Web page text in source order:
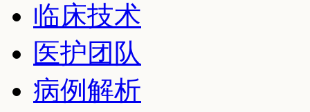
临床技术
医护团队
病例解析